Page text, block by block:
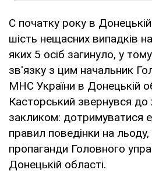
C початку року в
шість нещасних випадків
яких 5 осіб загинуло, у
зв'язку з цим начальник
МНС України в Донецькій
Касторський звернувся до
закликом: дотримуватися
правил поведінки на
пропаганди Головного
Донецькій області.